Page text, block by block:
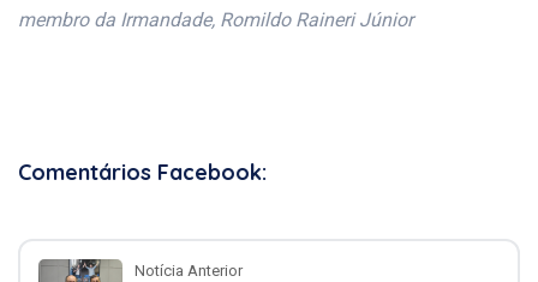
membro da Irmandade, Romildo Raineri Júnior
Comentários Facebook:
Notícia Anterior